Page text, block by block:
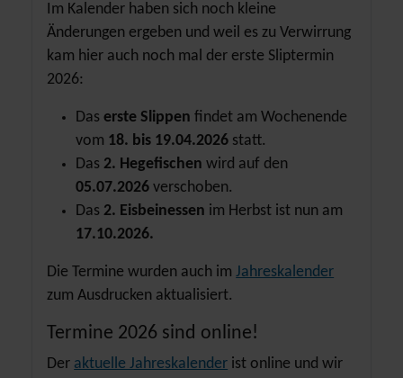
Im Kalender haben sich noch kleine
Änderungen ergeben und weil es zu Verwirrung
kam hier auch noch mal der erste Sliptermin
2026:
Daserste Slippen findet am Wochenende
vom 18. bis 19.04.2026 statt.
Das 2. Hegefischen wird auf den
05.07.2026 verschoben.
Das 2. Eisbeinessen im Herbst ist nun am
17.10.2026.
Die Termine wurden auch imJahreskalender
zum Ausdrucken aktualisiert.
Termine 2026 sind online!
Der aktuelle Jahreskalender ist online und wir